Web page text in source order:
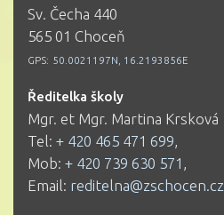
Sv. Čecha 440
565 01 Choceň
GPS: 50.0021197N, 16.2193856E
Ředitelka školy
Mgr. et Mgr. Martina Krsková
Tel: + 420 465 471 699,
Mob: + 420 739 630 571 ,
Email: reditelna@zschocen.cz